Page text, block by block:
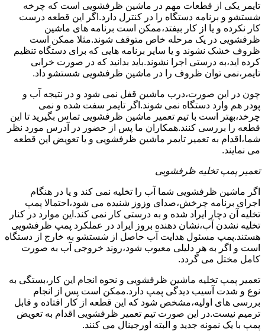
تایمر یکی از قطعات مهم در ماشین ظرفشویی است که چرخه
شستشو و برنامه دستگاه را در کنترل دارد.اگر این قطعه درست
کار نکرده و یا از کار بیفتد،ممکن است برنامه های ماشین
ظرفشویی در یک مرحله خاص متوقف شوند.مثلا ممکن است
ظروف خشک نشوند و یا سایر برنامه هایی که برای دستگاه تنظیم
کرده اید،به درستی اجرا نشوند.باید بدانید که در صورت خرابی
تایمر،نمی توان ظروف را در ماشین ظرفشویی شستشو داد.
چون در این صورت،درب ماشین قفل نمی شود و در نتیجه آب و
پودر هم وارد دستگاه نمی شوند.اگر تایمر سفت شده و نمی
چرخد،بهتر است با تیم تعمیر ماشین ظرفشویی تماس بگیرید تا این
قطعه را بررسی کنند.همکاران ما پس از حضور در آدرس مورد نظر
شما،اقدام به تعمیر تایمر ماشین ظرفشویی و یا تعویض این قطعه
می نمایند.
تعمیر پمپ تخلیه ظرفشویی
اگر ماشین ظرفشویی شما آب را تخلیه نمی کند و یا در هنگام
اجرای برنامه چرخش،صدای وزوز شنیده می شود،احتمالا پمپ
تخلیه آن دچار ایراد شده و به درستی کار نمی کند.این موارد در کنار
تخلیه نشدن آب،نشان دهنده بروز ایراد در عملکرد پمپ ظرفشویی
هستند.پمپ مسئول هدایت آب حاصل از شستشو به خارج از دستگاه
است و اگر به هر دلیلی معیوب شود،روند خروجی آب به صورت
کامل مختل می گردد.
تعمیر پمپ تخلیه ماشین ظرفشویی و نحوه انجام این کار،بستگی به
نوع و شدت آسیب دیدگی پمپ دارد.ممکن است پس از انجام
بررسی های اولیه،مشخص شود که این قطعه از کار افتاده و قابل
ترمیم نیست.در این صورت تیم تعمیر ظرفشویی اقدام به تعویض
پمپ با یک نمونه جدید و البته اورجینال می کنند.